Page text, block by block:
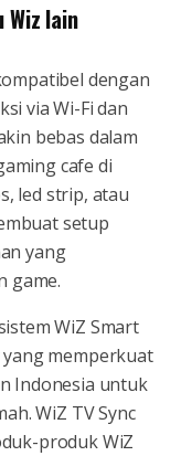
Wiz lain
dengan
via Wi-Fi dan
bebas dalam
cafe di
led strip, atau
setup
yang
game.
WiZ Smart
memperkuat
Indonesia untuk
WiZ TV Sync
produk WiZ